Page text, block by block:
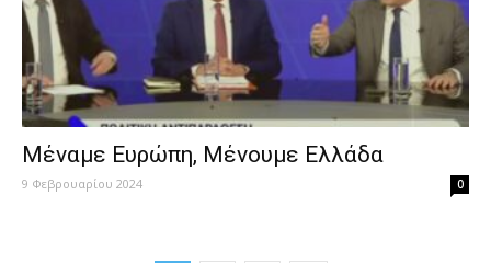
Μέναμε Ευρώπη, Μένουμε Ελλάδα
9 Φεβρουαρίου 2024 0